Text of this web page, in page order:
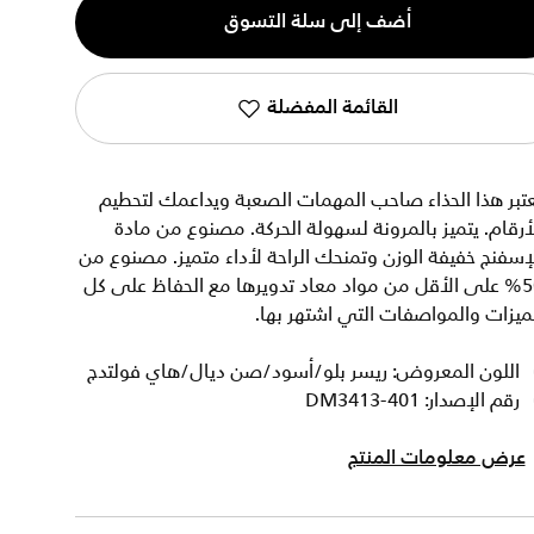
أضف إلى سلة التسوق
القائمة المفضلة
هذا الحذاء صاحب المهمات الصعبة ويداعمك لتحطيم
يتميز بالمرونة لسهولة الحركة. مصنوع من مادة
خفيفة الوزن وتمنحك الراحة لأداء متميز. مصنوع من
50% على الأقل من مواد معاد تدويرها مع الحفاظ على كل
والمواصفات التي اشتهر بها.
اللون المعروض: ريسر بلو/أسود/صن ديال/هاي فولتدج
رقم الإصدار: DM3413-401
عرض معلومات المنتج